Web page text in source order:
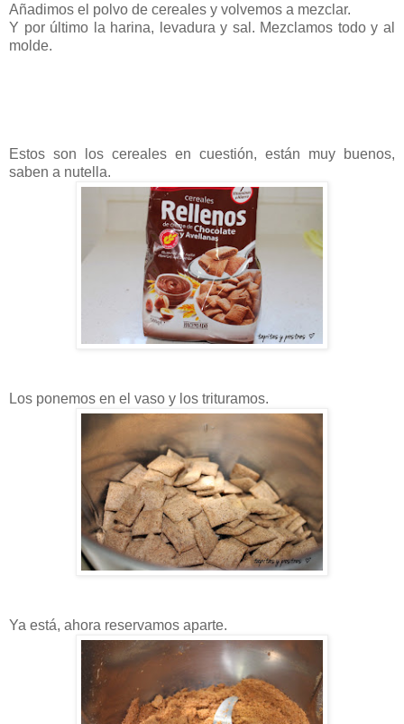
Añadimos el polvo de cereales y volvemos a mezclar.
Y por último la harina, levadura y sal. Mezclamos todo y al
molde.
Estos son los cereales en cuestión, están muy buenos,
saben a nutella.
Los ponemos en el vaso y los trituramos.
Ya está, ahora reservamos aparte.